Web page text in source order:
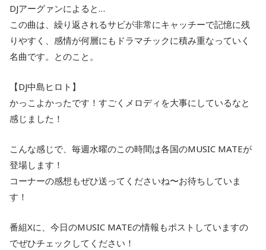
DJアーグァンによると…
この曲は、繰り返されるサビが非常にキャッチーで記憶に残
りやすく、感情が何層にもドラマチックに積み重なっていく
名曲です。とのこと。
【DJ中島ヒロト】
かっこよかったです！すごくメロディを大事にしているなと
感じました！
こんな感じで、毎週水曜のこの時間は各国のMUSIC MATEが
登場します！
コーナーの感想もぜひ送ってくださいね〜お待ちしていま
す！
番組Xに、今日のMUSIC MATEの情報もポストしていますの
でぜひチェックしてください！